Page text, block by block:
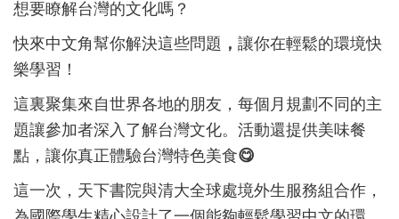
想要瞭解台灣的文化嗎？
快來中文角幫你解決這些問題 ， 讓你在輕鬆的環境快
樂學習！
這裏聚集來自世界各地的朋友，每個月規劃不同的主
題讓參加者深入了解台灣文化。活動還提供美味餐
點，讓你真正體驗台灣特色美食😋
這一次，天下書院與清大全球處境外生服務組合作，